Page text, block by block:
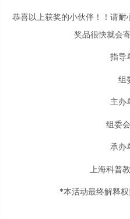
恭喜以上获奖的小伙伴！！请
奖品很快就会
指导
组
主办
组委
承办
上海科普
*本活动最终解释